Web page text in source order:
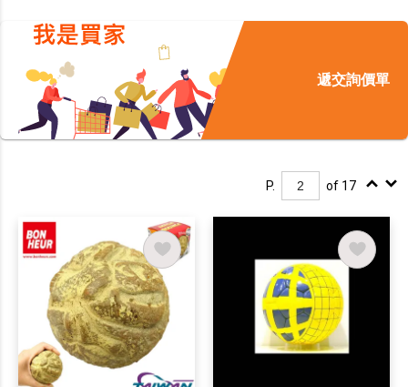
遞交詢價單
P. of 17